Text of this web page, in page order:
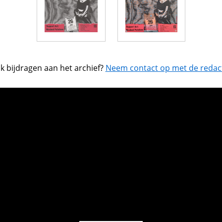
bijdragen aan het archief? Neem contact op met de